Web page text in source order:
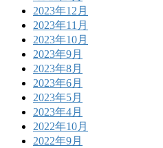
2023年12月
2023年11月
2023年10月
2023年9月
2023年8月
2023年6月
2023年5月
2023年4月
2022年10月
2022年9月